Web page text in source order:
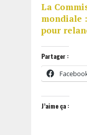
La
mondiale
pour
Partager :
J’aime ça :